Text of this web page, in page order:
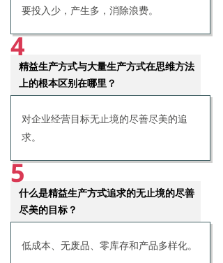
要投入少，产生多，消除浪费。
4
精益生产方式与大量生产方式在思维方法
上的根本区别在哪里？
对企业经营目标无止境的尽善尽美的追
求。
5
什么是精益生产方式追求的无止境的尽善
尽美的目标？
低成本、无废品、零库存和产品多样化。